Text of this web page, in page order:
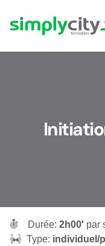
Simplycity
Durée: 2h00' par
Type: individuel/